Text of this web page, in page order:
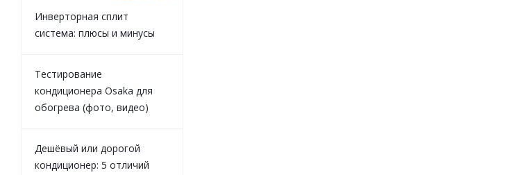
Инверторная сплит
система: плюсы и минусы
Тестирование
кондиционера Osaka для
обогрева (фото, видео)
Дешёвый или дорогой
кондиционер: 5 отличий